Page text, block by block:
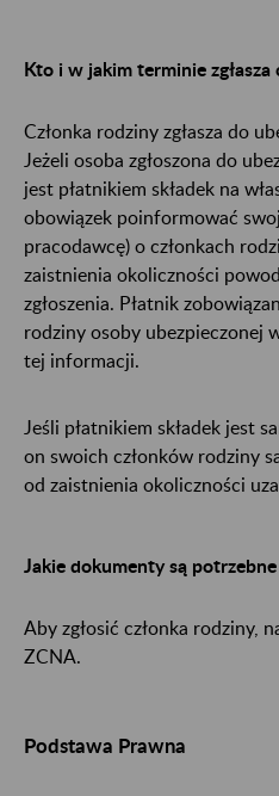
Kto i w jakim terminie zgłasza
Członka rodziny zgłasza do
Jeżeli osoba zgłoszona do
jest płatnikiem składek na
obowiązek poinformować
pracodawcę) o członkach
zaistnienia okoliczności
zgłoszenia. Płatnik
rodziny osoby ubezpieczonej
tej informacji.
Jeśli płatnikiem składek jest
on swoich członków rodziny
od zaistnienia okoliczności
Jakie dokumenty są potrzebne
Aby zgłosić członka rodziny,
ZCNA.
Podstawa Prawna